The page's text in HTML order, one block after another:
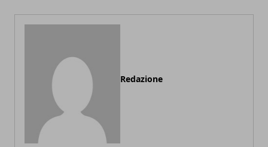
Redazione